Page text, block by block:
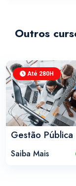
Outros
Até 280H
Gestão Pública
Saiba Mais